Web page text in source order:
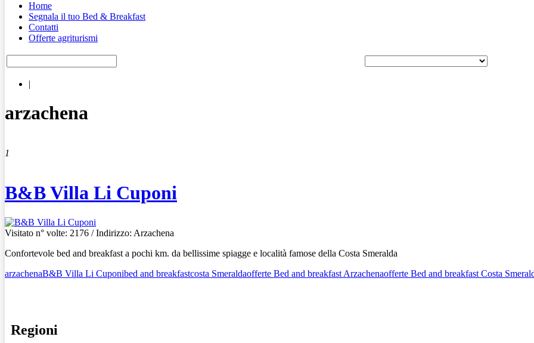
Home
Segnala il tuo Bed & Breakfast
Contatti
Offerte agriturismi
|
arzachena
1
B&B Villa Li Cuponi
Visitato n° volte: 2176 / Indirizzo: Arzachena
Confortevole bed and breakfast a pochi km. da bellissime spiagge e località famose della Costa Smeralda
arzachenaB&B Villa Li Cuponibed and breakfastcosta Smeraldaofferte Bed and breakfast Arzachenaofferte Bed and breakfast Costa
Regioni